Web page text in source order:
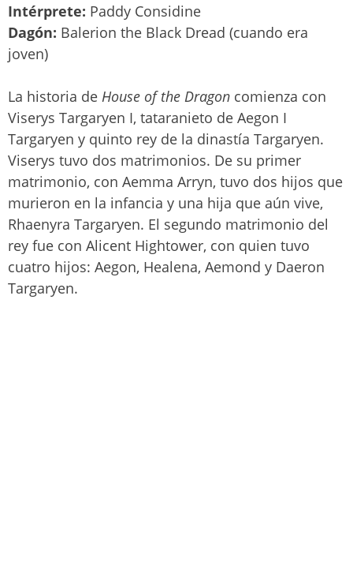
Intérprete: Paddy Considine
Dagón: Balerion the Black Dread (cuando era
joven)
La historia de House of the Dragon comienza con
Viserys Targaryen I, tataranieto de Aegon I
Targaryen y quinto rey de la dinastía Targaryen.
Viserys tuvo dos matrimonios. De su primer
matrimonio, con Aemma Arryn, tuvo dos hijos que
murieron en la infancia y una hija que aún vive,
Rhaenyra Targaryen. El segundo matrimonio del
rey fue con Alicent Hightower, con quien tuvo
cuatro hijos: Aegon, Healena, Aemond y Daeron
Targaryen.